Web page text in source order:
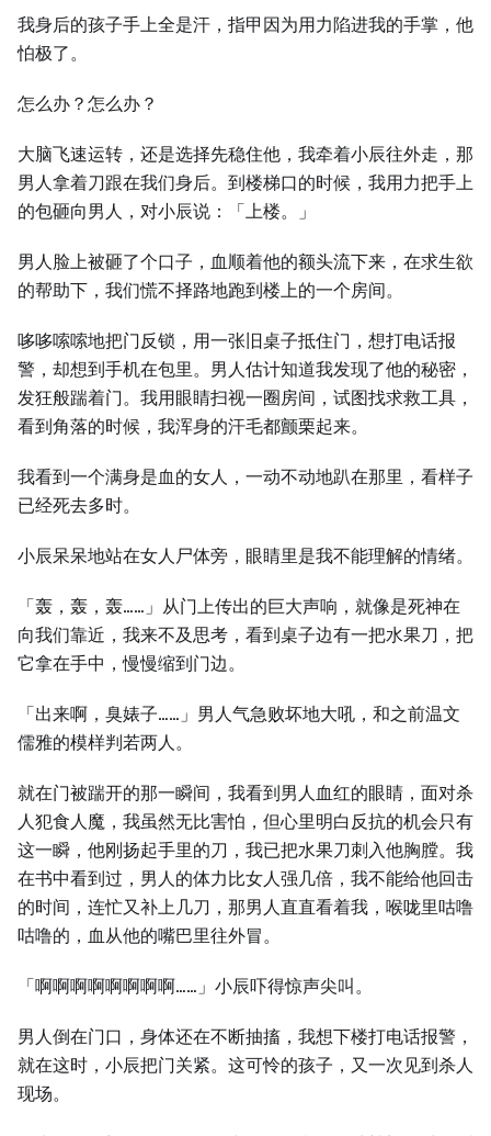
我身后的孩子手上全是汗，指甲因为用力陷进我的手掌，他
怕极了。
怎么办？怎么办？
大脑飞速运转，还是选择先稳住他，我牵着小辰往外走，那
男人拿着刀跟在我们身后。到楼梯口的时候，我用力把手上
的包砸向男人，对小辰说：「上楼。」
男人脸上被砸了个口子，血顺着他的额头流下来，在求生欲
的帮助下，我们慌不择路地跑到楼上的一个房间。
哆哆嗦嗦地把门反锁，用一张旧桌子抵住门，想打电话报
警，却想到手机在包里。男人估计知道我发现了他的秘密，
发狂般踹着门。我用眼睛扫视一圈房间，试图找求救工具，
看到角落的时候，我浑身的汗毛都颤栗起来。
我看到一个满身是血的女人，一动不动地趴在那里，看样子
已经死去多时。
小辰呆呆地站在女人尸体旁，眼睛里是我不能理解的情绪。
「轰，轰，轰……」从门上传出的巨大声响，就像是死神在
向我们靠近，我来不及思考，看到桌子边有一把水果刀，把
它拿在手中，慢慢缩到门边。
「出来啊，臭婊子……」男人气急败坏地大吼，和之前温文
儒雅的模样判若两人。
就在门被踹开的那一瞬间，我看到男人血红的眼睛，面对杀
人犯食人魔，我虽然无比害怕，但心里明白反抗的机会只有
这一瞬，他刚扬起手里的刀，我已把水果刀刺入他胸膛。我
在书中看到过，男人的体力比女人强几倍，我不能给他回击
的时间，连忙又补上几刀，那男人直直看着我，喉咙里咕噜
咕噜的，血从他的嘴巴里往外冒。
「啊啊啊啊啊啊啊啊……」小辰吓得惊声尖叫。
男人倒在门口，身体还在不断抽搐，我想下楼打电话报警，
就在这时，小辰把门关紧。这可怜的孩子，又一次见到杀人
现场。